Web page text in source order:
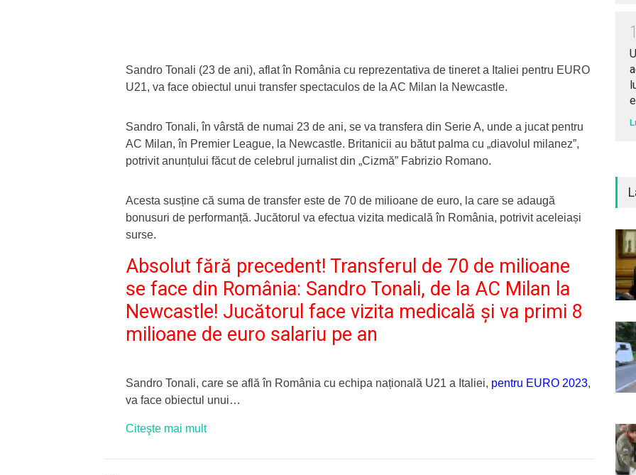
Sandro Tonali (23 de ani), aflat în România cu reprezentativa de tineret a Italiei pentru EURO
U21, va face obiectul unui transfer spectaculos de la AC Milan la Newcastle.
Sandro Tonali, în vârstă de numai 23 de ani, se va transfera din Serie A, unde a jucat pentru
AC Milan, în Premier League, la Newcastle. Britanicii au bătut palma cu „diavolul milanez”,
potrivit anunțului făcut de celebrul jurnalist din „Cizmă” Fabrizio Romano.
Acesta susține că suma de transfer este de 70 de milioane de euro, la care se adaugă
bonusuri de performanță. Jucătorul va efectua vizita medicală în România, potrivit aceleiași
surse.
Absolut fără precedent! Transferul de 70 de milioane
se face din România: Sandro Tonali, de la AC Milan la
Newcastle! Jucătorul face vizita medicală și va primi 8
milioane de euro salariu pe an
Sandro Tonali, care se află în România cu echipa națională U21 a Italiei, pentru EURO 2023,
va face obiectul unui…
Citeşte mai mult
1